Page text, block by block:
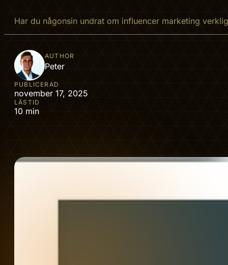
Har du någonsin undrat om influencer marketing
AUTHOR
Peter
PUBLICERAD
november 17, 2025
LÄSTID
10 min